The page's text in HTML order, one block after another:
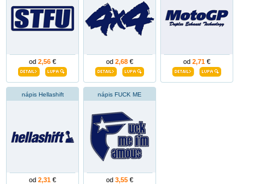
od 2,56 € od 2,68 € od 2,71 €
nápis Hellashift
od 2,31 €
nápis FUCK ME
od 3,55 €